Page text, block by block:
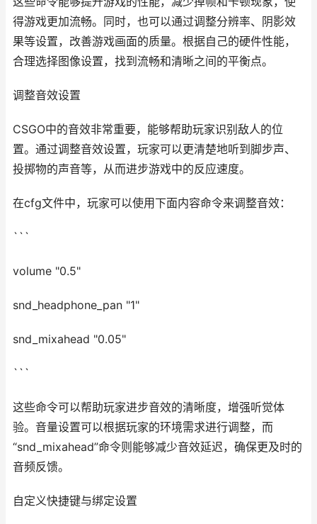
得游戏更加流畅。同时，也可以通过调整分辨率、阴影效
果等设置，改善游戏画面的质量。根据自己的硬件性能，
合理选择图像设置，找到流畅和清晰之间的平衡点。
调整音效设置
CSGO中的音效非常重要，能够帮助玩家识别敌人的位
置。通过调整音效设置，玩家可以更清楚地听到脚步声、
投掷物的声音等，从而进步游戏中的反应速度。
在cfg文件中，玩家可以使用下面内容命令来调整音效：
```
volume "0.5"
snd_headphone_pan "1"
snd_mixahead "0.05"
```
这些命令可以帮助玩家进步音效的清晰度，增强听觉体
验。音量设置可以根据玩家的环境需求进行调整，而
“snd_mixahead”命令则能够减少音效延迟，确保更及时的
音频反馈。
自定义快捷键与绑定设置